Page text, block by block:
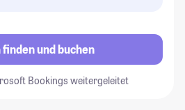
und buchen
Bookings weitergeleitet